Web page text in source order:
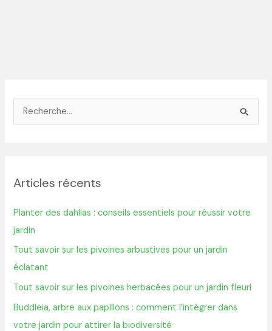
e
c
h
e
r
:
Articles récents
Planter des dahlias : conseils essentiels pour réussir votre
jardin
Tout savoir sur les pivoines arbustives pour un jardin
éclatant
Tout savoir sur les pivoines herbacées pour un jardin fleuri
Buddleia, arbre aux papillons : comment l’intégrer dans
votre jardin pour attirer la biodiversité